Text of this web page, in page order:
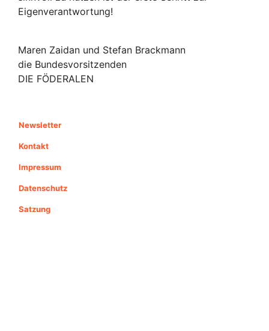
Eigenverantwortung!
Maren Zaidan und Stefan Brackmann
die Bundesvorsitzenden
DIE FÖDERALEN
Newsletter
Kontakt
Impressum
Datenschutz
Satzung